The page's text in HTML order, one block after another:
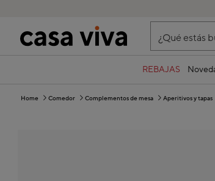
¿Qué estás
REBAJAS
Home Comedor Complementos de mesa Aperitivos y tapas